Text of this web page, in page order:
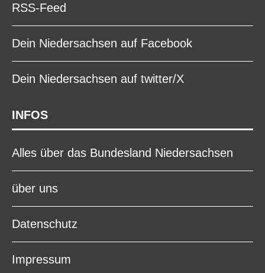
RSS-Feed
Dein Niedersachsen auf Facebook
Dein Niedersachsen auf twitter/X
INFOS
Alles über das Bundesland Niedersachsen
über uns
Datenschutz
Impressum